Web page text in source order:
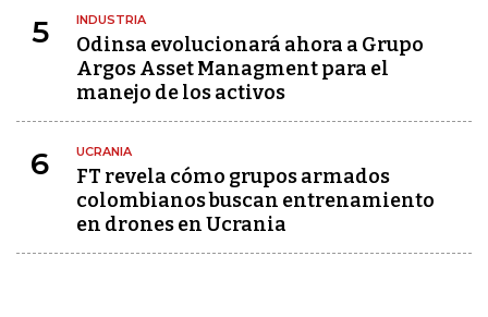
5 INDUSTRIA
Odinsa evolucionará ahora a Grupo
Argos Asset Managment para el
manejo de los activos
6 UCRANIA
FT revela cómo grupos armados
colombianos buscan entrenamiento
en drones en Ucrania